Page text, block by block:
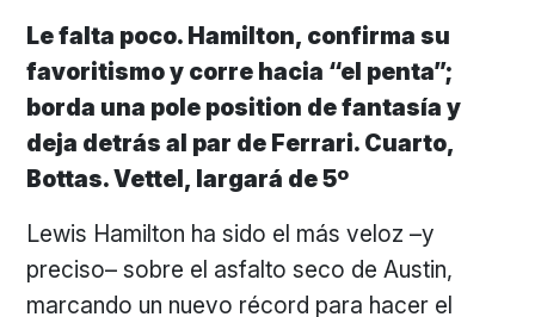
Le falta poco. Hamilton, confirma su
favoritismo y corre hacia “el penta”;
borda una pole position de fantasía y
deja detrás al par de Ferrari. Cuarto,
Bottas. Vettel, largará de 5º
Lewis Hamilton ha sido el más veloz –y
preciso– sobre el asfalto seco de Austin,
marcando un nuevo récord para hacer el